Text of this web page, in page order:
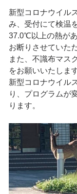
新型コロナウイル
み、受付にて検温
37.0℃以上の熱が
お断りさせていた
また、不識布マス
をお願いいたします
新型コロナウイル
り、プログラムが
ります。